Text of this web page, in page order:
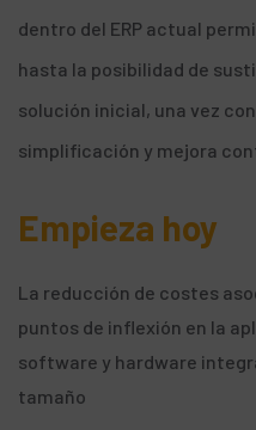
dentro del ERP actual
hasta la posibilidad de
solución inicial, una vez
simplificación y mejora
Empieza hoy
La reducción de costes
puntos de inflexión en la
software y hardware
tamaño